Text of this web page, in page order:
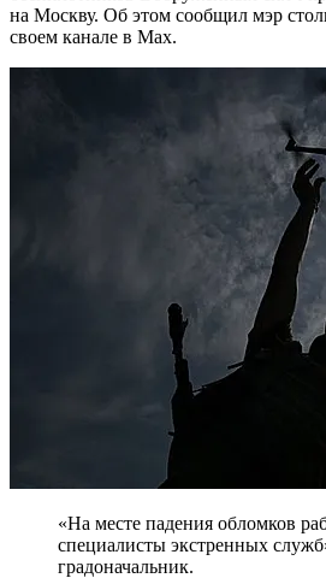
на Москву. Об этом сообщил мэр
своем канале в Max.
«На месте падения обломков
специалисты экстренных
градоначальник.